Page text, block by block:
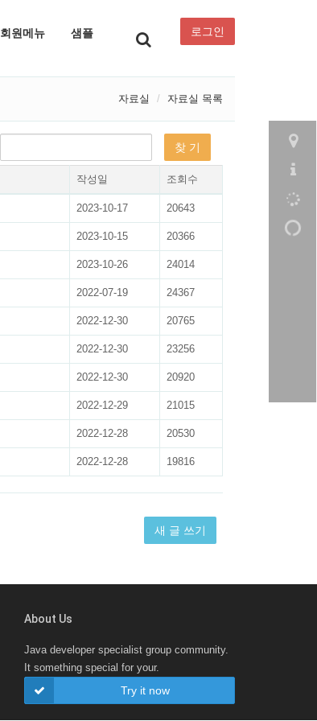
회원메뉴 샘플 로그인
자료실 자료실 목록
작성일 조회수
2023-10-17 20643
2023-10-15 20366
2023-10-26 24014
2022-07-19 24367
2022-12-30 20765
2022-12-30 23256
2022-12-30 20920
2022-12-29 21015
2022-12-28 20530
2022-12-28 19816
새 글 쓰기
About Us
Java developer specialist group community.
It something special for your.
Try it now